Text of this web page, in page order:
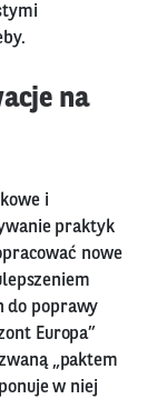
na
i
praktyk
nowe
do poprawy
Europa”
„paktem
w niej